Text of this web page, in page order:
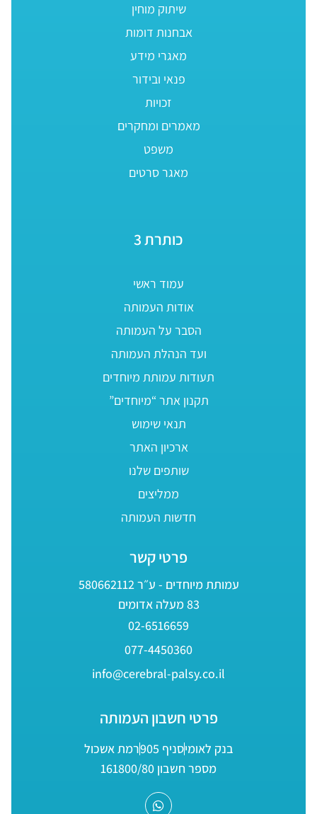
שיתוק מוחין
אבחנות דומות
מאגרי מידע
פנאי ובידור
זכויות
מאמרים ומחקרים
משפט
מאגר סרטים
כותרת 3
עמוד ראשי
אודות העמותה
הסבר על העמותה
ועד הנהלת העמותה
תעודות עמותת מיוחדים
תקנון אתר “מיוחדים”
תנאי שימוש
ארכיון האתר
שותפים שלנו
ממליצים
חדשות העמותה
פרטי קשר
עמותת מיוחדים - ע״ר 580662112
83 מעלה אדומים
02-6516659
077-4450360
info@cerebral-palsy.co.il
פרטי חשבון העמותה
בנק לאומיסניף 905
רמת אשכול
מספר חשבון 161800/80